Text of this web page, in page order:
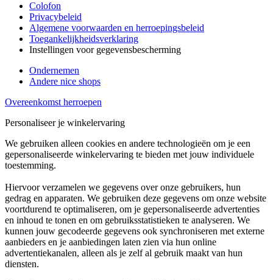
Colofon
Privacybeleid
Algemene voorwaarden en herroepingsbeleid
Toegankelijkheidsverklaring
Instellingen voor gegevensbescherming
Ondernemen
Andere nice shops
Overeenkomst herroepen
Personaliseer je winkelervaring
We gebruiken alleen cookies en andere technologieën om je een
gepersonaliseerde winkelervaring te bieden met jouw individuele
toestemming.
Hiervoor verzamelen we gegevens over onze gebruikers, hun
gedrag en apparaten. We gebruiken deze gegevens om onze website
voortdurend te optimaliseren, om je gepersonaliseerde advertenties
en inhoud te tonen en om gebruiksstatistieken te analyseren. We
kunnen jouw gecodeerde gegevens ook synchroniseren met externe
aanbieders en je aanbiedingen laten zien via hun online
advertentiekanalen, alleen als je zelf al gebruik maakt van hun
diensten.